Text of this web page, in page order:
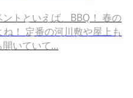
トといえば、BBQ！ 春の
！ 定番の河川敷や屋上も
いていて...